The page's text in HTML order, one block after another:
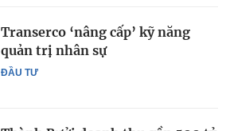
ĐẦU TƯ
Transerco ‘nâng cấp’ kỹ năng
quản trị nhân sự